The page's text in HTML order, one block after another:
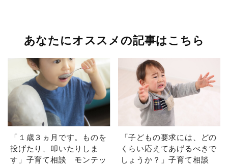
あなたにオススメの記事はこちら
「１歳３ヵ月です。ものを
投げたり、叩いたりしま
す」子育て相談 モンテッ
「子どもの要求には、どの
くらい応えてあげるべきで
しょうか？」子育て相談